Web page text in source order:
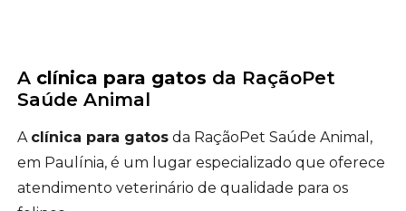
A clínica para gatos da RaçãoPet
Saúde Animal
A clínica para gatos da RaçãoPet Saúde Animal,
em Paulínia, é um lugar especializado que oferece
atendimento veterinário de qualidade para os